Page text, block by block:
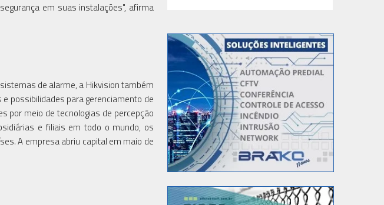
em suas instalações", afirma
de alarme, a Hikvision também
possibilidades para gerenciamento de
por meio de tecnologias de percepção
e filiais em todo o mundo, os
A empresa abriu capital em maio de